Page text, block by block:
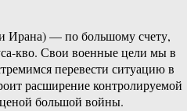
Ирана) — по большому счету,
кво. Свои военные цели мы в
перевести ситуацию в
расширение контролируемой
большой войны.